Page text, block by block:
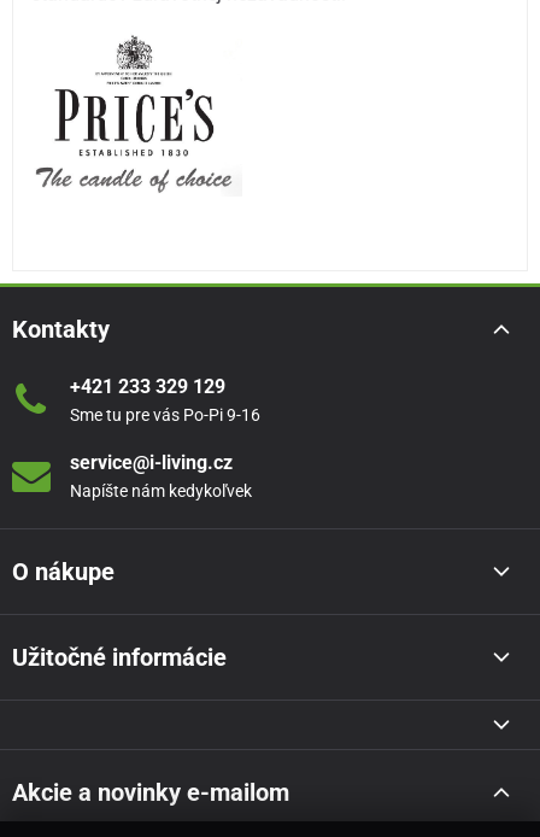
Kontakty
+421 233 329 129
Sme tu pre vás Po-Pi 9-16
service@i-living.cz
Napíšte nám kedykoľvek
O nákupe
Užitočné informácie
Akcie a novinky e-mailom